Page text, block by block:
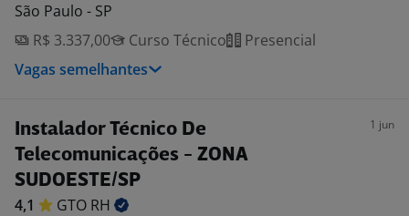
São Paulo - SP
R$ 3.337,00
Curso Técnico
Presencial
Vagas semelhantes
Instalador Técnico De
Telecomunicações - ZONA
SUDOESTE/SP
1 jun
4,1 GTO RH